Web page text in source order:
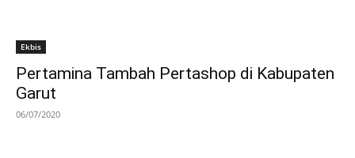
Ekbis
Pertamina Tambah Pertashop di Kabupaten
Garut
06/07/2020